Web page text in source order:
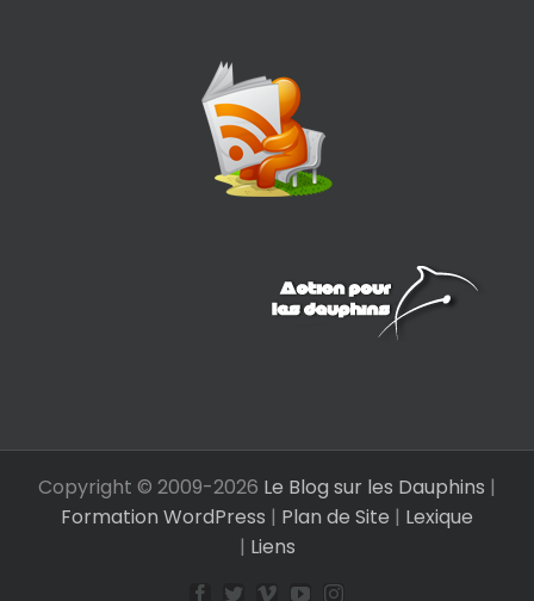
Copyright © 2009-2026 Le Blog sur les Dauphins |
Formation WordPress | Plan de Site | Lexique
| Liens